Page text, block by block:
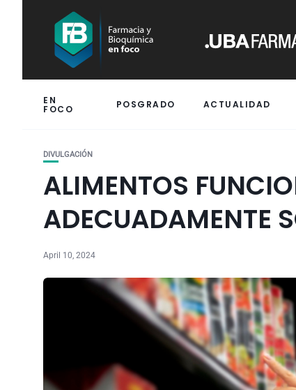
EN
FOCO POSGRADO ACTUALIDAD
DIVULGACIÓN
ALIMENTOS
ADECUADAMENTE
April 10, 2024